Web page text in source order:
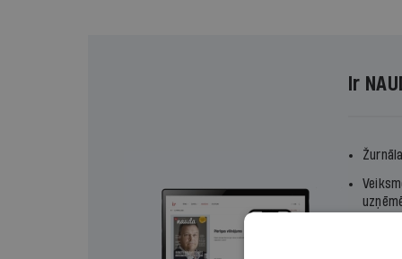
Ir
Žurnāla